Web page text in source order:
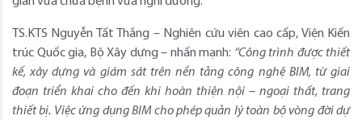
TS.KTS Nguyễn Tất Thắng – Nghiên cứu viên cao cấp, Viện Kiến
trúc Quốc gia, Bộ Xây dựng – nhấn mạnh: “Công trình được thiết
kế, xây dựng và giám sát trên nền tảng công nghệ BIM, từ giai
đoạn triển khai cho đến khi hoàn thiện nội – ngoại thất, trang
thiết bị. Việc ứng dụng BIM cho phép quản lý toàn bộ vòng đời dự